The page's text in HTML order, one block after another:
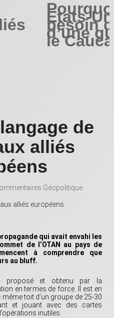
Etats-
besoin
d’une
le
de
alliés
Géopolitique
qui avait envahi les
de l’OTAN au pays de
à comprendre que
au bluff.
proposé et obtenu par la
en termes de force. Il est en
toit d’un groupe de 25-30
et jouant avec des cartes
inutiles.